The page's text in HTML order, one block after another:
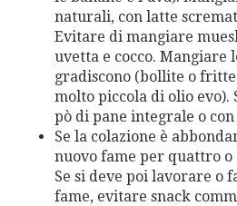
naturali, con latte
Evitare di mangiare
uvetta e cocco. Mangiare
gradiscono (bollite o
molto piccola di olio evo).
pò di pane integrale o
Se la colazione è
nuovo fame per quattro o
Se si deve poi lavorare o
fame, evitare snack